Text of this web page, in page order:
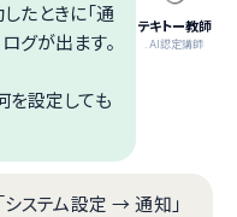
テキトー教師
.AI認定講師
たときに「通
グが出ます。
を設定しても
ステム設定 → 通知」